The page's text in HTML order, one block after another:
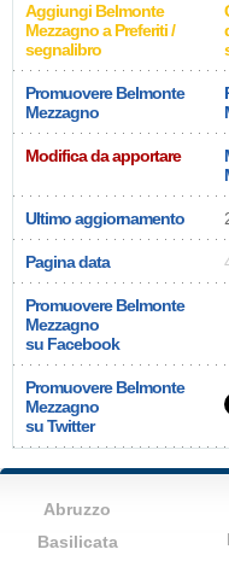
Aggiungi Belmonte
Mezzagno a Preferiti /
segnalibro
Promuovere Belmonte
Mezzagno
Modifica da apportare
Ultimo aggiornamento
Pagina data
Promuovere Belmonte
Mezzagno
su Facebook
Promuovere Belmonte
Mezzagno
su Twitter
Abruzzo
Basilicata